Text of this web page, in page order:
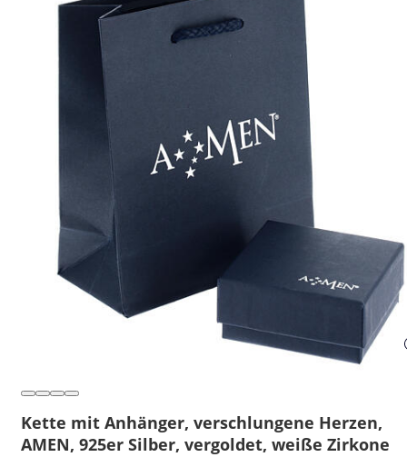
Kette mit Anhänger, verschlungene Herzen,
AMEN, 925er Silber, vergoldet, weiße Zirkone